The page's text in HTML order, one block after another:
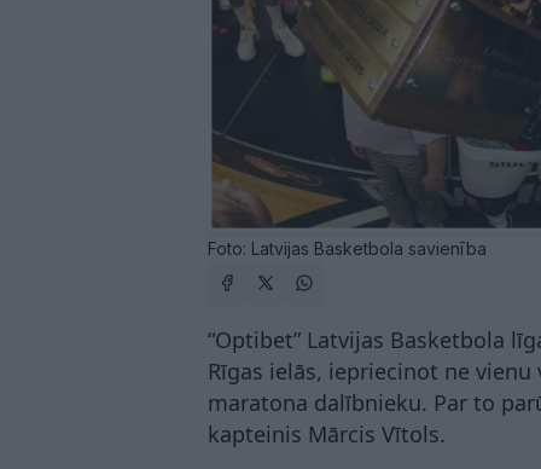
Foto: Latvijas Basketbola savienība
“Optibet” Latvijas Basketbola
Rīgas ielās, iepriecinot ne
maratona dalībnieku. Par to
kapteinis Mārcis Vītols.